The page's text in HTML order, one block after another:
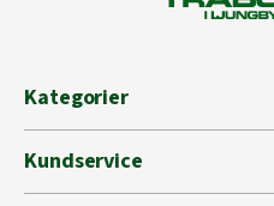
Kategorier
Kundservice